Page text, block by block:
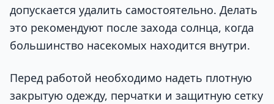
допускается удалить самостоятельно. Делать
это рекомендуют после захода солнца, когда
большинство насекомых находится внутри.
Перед работой необходимо надеть плотную
закрытую одежду, перчатки и защитную сетку